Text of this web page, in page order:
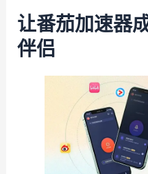
让番茄加速器
伴侣